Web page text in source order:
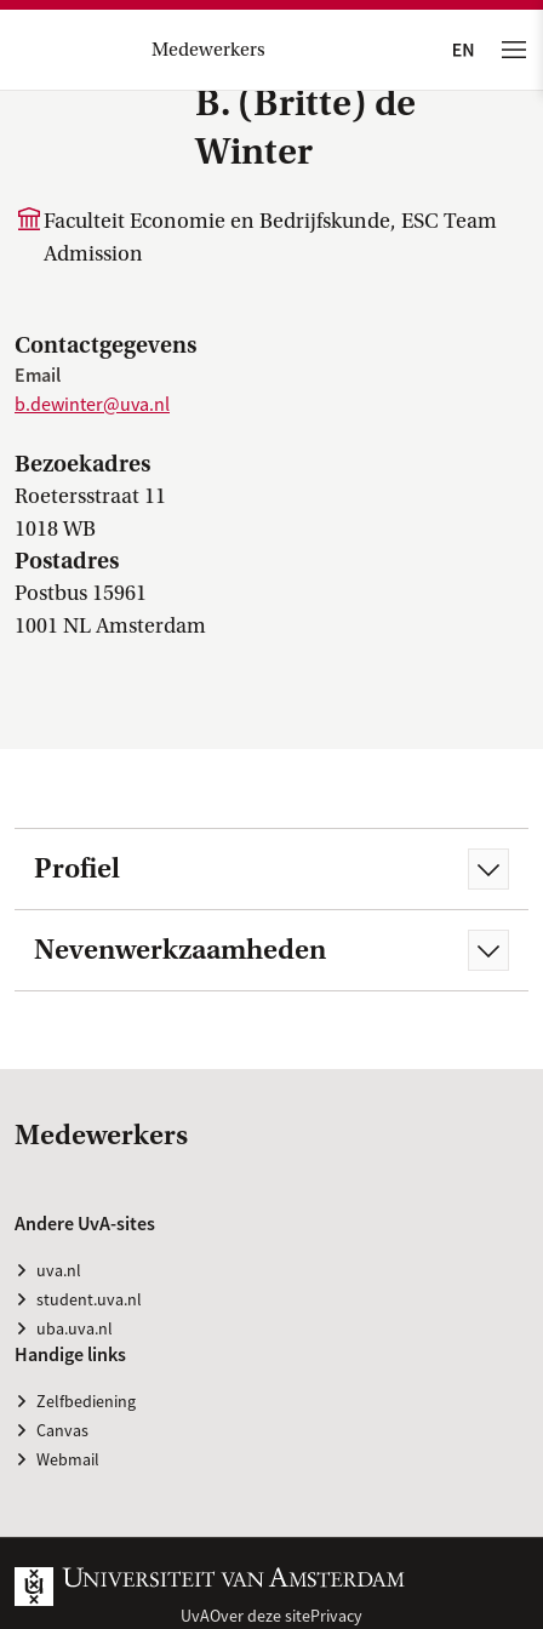
Medewerkers
B. (Britte) de
Winter
Faculteit Economie en Bedrijfskunde, ESC Team
Admission
Contactgegevens
Email
b.dewinter@uva.nl
Bezoekadres
Roetersstraat 11
1018 WB
Postadres
Postbus 15961
1001 NL Amsterdam
Profiel
Nevenwerkzaamheden
Medewerkers
Andere UvA-sites
uva.nl
student.uva.nl
uba.uva.nl
Handige links
Zelfbediening
Canvas
Webmail
UvAOver deze sitePrivacy